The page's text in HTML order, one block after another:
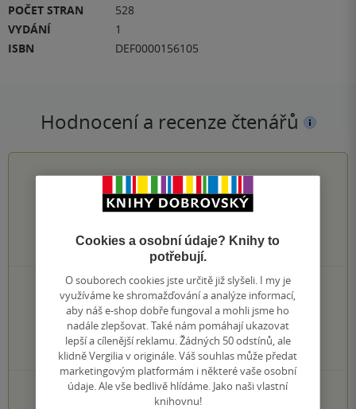
POČET STRAN
528
VYDÁNÍ
1
ISBN
DEF0000156105
Hodnocení a recenze čtenářů
0.0z5
0hodnocení čtenářů
0×
5 hvězdiček
0×
4 hvězdičky
0×
3 hvězdičky
0×
2 hvězdičky
0×
1 hvezdička
PŘIDEJTE SVÉ HODNOCENÍ KNIHY
Cookies a osobní údaje? Knihy to
potřebují.
O souborech cookies jste určitě již slyšeli. I my je
využíváme ke shromažďování a analýze informací,
aby náš e-shop dobře fungoval a mohli jsme ho
nadále zlepšovat. Také nám pomáhají ukazovat
lepší a cílenější reklamu. Žádných 50 odstínů, ale
klidně Vergilia v originále. Váš souhlas může předat
marketingovým platformám i některé vaše osobní
údaje. Ale vše bedlivě hlídáme. Jako naši vlastní
knihovnu!